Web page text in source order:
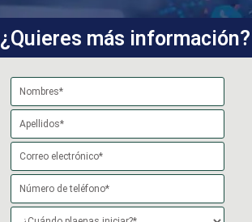
¿Quieres más información?